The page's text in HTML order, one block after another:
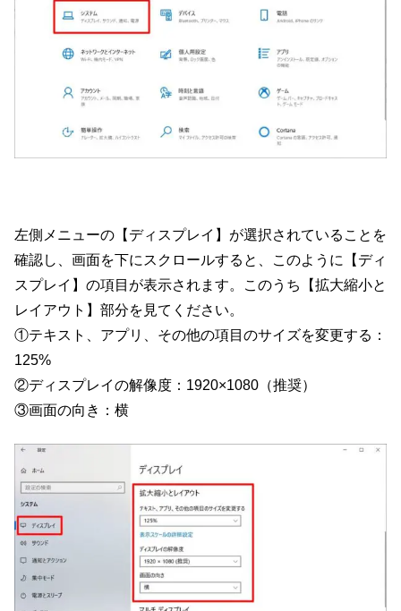
左側メニューの【ディスプレイ】が選択されていることを
確認し、画面を下にスクロールすると、このように【ディ
スプレイ】の項目が表示されます。このうち【拡大縮小と
レイアウト】部分を見てください。
①テキスト、アプリ、その他の項目のサイズを変更する：
125%
②ディスプレイの解像度：1920×1080（推奨）
③画面の向き：横